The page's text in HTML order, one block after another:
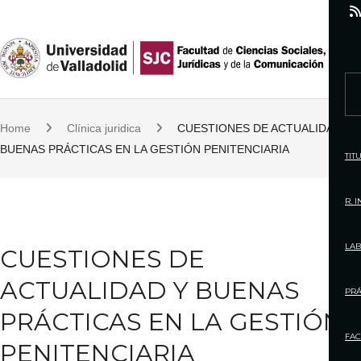
i
t
o
c
n
Home Clínica juridica
CUESTIONES DE ACTUALIDAD Y
BUENAS PRÁCTICAS EN LA GESTIÓN PENITENCIARIA
CUESTIONES DE
ACTUALIDAD Y BUENAS
PRÁCTICAS EN LA GESTIÓN
PENITENCIARIA
r
h
o
:
R.